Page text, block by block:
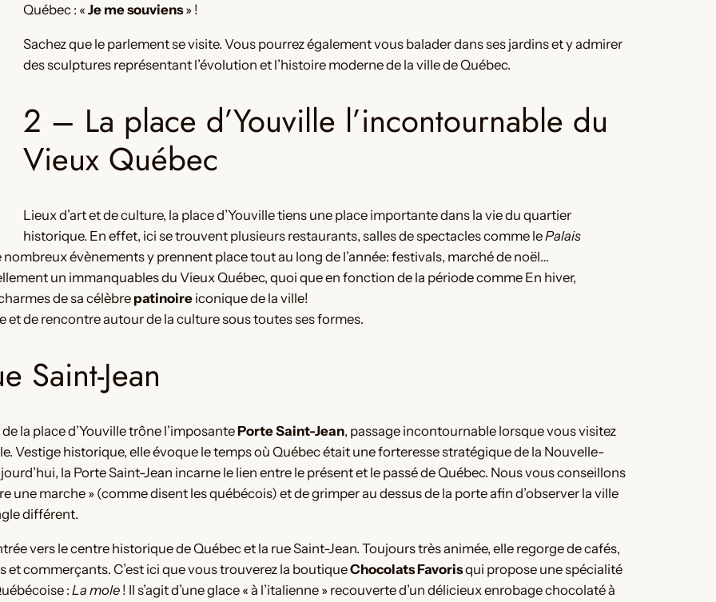
Québec : « Je me souviens» !
Sachez que le parlement se visite. Vous pourrez également vous balader dans ses jardins et y admirer
des sculptures représentant l’évolution et l’histoire moderne de la ville de Québec.
2 – La place d’Youville l’incontournable du
Vieux Québec
Lieux d’art et de culture, la place d’Youville tiens une place importante dans la vie du quartier
historique. En effet, ici se trouvent plusieurs restaurants, salles de spectacles comme lePalais
évènements y prennent place tout au long de l’année: festivals, marché de noël…
un immanquables du Vieux Québec, quoi que en fonction de la période comme En hiver,
de sa célèbre patinoire iconique de la ville!
et de rencontre autour de la culture sous toutes ses formes.
Saint-Jean
de la place d’Youville trône l’imposantePorte Saint-Jean, passage incontournable lorsque vous visitez
Vestige historique, elle évoque le temps où Québec était une forteresse stratégique de la Nouvelle-
la Porte Saint-Jean incarne le lien entre le présent et le passé de Québec. Nous vous conseillons
une marche » (comme disent les québécois) et de grimper au dessus de la porte afin d’observer la ville
différent.
vers le centre historique de Québec et la rue Saint-Jean. Toujours très animée, elle regorge de cafés,
et commerçants. C’est ici que vous trouverez la boutiqueChocolats Favorisqui propose une spécialité
: La mole! Il s’agit d’une glace « à l’italienne » recouverte d’un délicieux enrobage chocolaté à